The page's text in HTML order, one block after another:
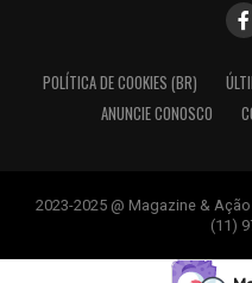
POLÍTICA DE COOKIES (BR)
ANUNCIE CONOSCO
2023-2025 @ Magazine &
(11)